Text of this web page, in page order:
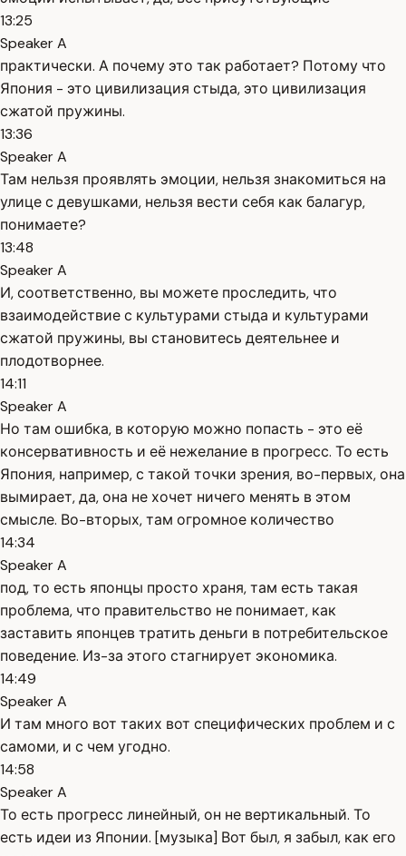
13:25
Speaker A
практически. А почему это так работает? Потому что
Япония - это цивилизация стыда, это цивилизация
сжатой пружины.
13:36
Speaker A
Там нельзя проявлять эмоции, нельзя знакомиться на
улице с девушками, нельзя вести себя как балагур,
понимаете?
13:48
Speaker A
И, соответственно, вы можете проследить, что
взаимодействие с культурами стыда и культурами
сжатой пружины, вы становитесь деятельнее и
плодотворнее.
14:11
Speaker A
Но там ошибка, в которую можно попасть - это её
консервативность и её нежелание в прогресс. То есть
Япония, например, с такой точки зрения, во-первых, она
вымирает, да, она не хочет ничего менять в этом
смысле. Во-вторых, там огромное количество
14:34
Speaker A
под, то есть японцы просто храня, там есть такая
проблема, что правительство не понимает, как
заставить японцев тратить деньги в потребительское
поведение. Из-за этого стагнирует экономика.
14:49
Speaker A
И там много вот таких вот специфических проблем и с
самоми, и с чем угодно.
14:58
Speaker A
То есть прогресс линейный, он не вертикальный. То
есть идеи из Японии. [музыка] Вот был, я забыл, как его